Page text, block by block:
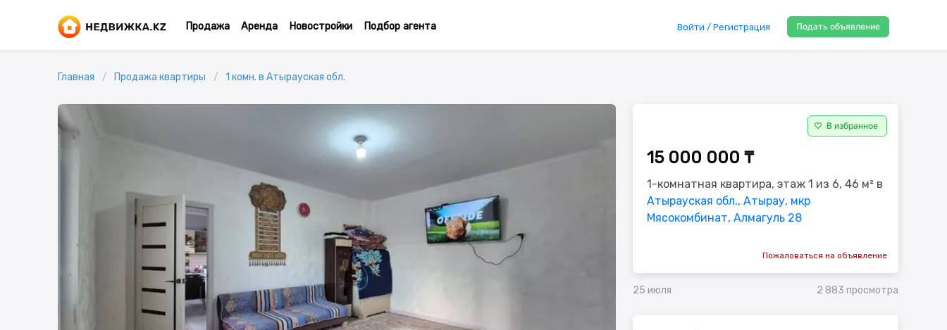
Продажа Аренда Новостройки Подбор агента Войти / Регистрация Подать объявление
Главная Продажа квартиры 1 комн. в Атырауская обл.
В избранное
15 000 000 ₸
1-комнатная квартира, этаж 1 из 6, 46 м² в
Атырауская обл., Атырау, мкр
Мясокомбинат, Алмагуль 28
Пожаловаться на объявление
25 июля 2 883 просмотра